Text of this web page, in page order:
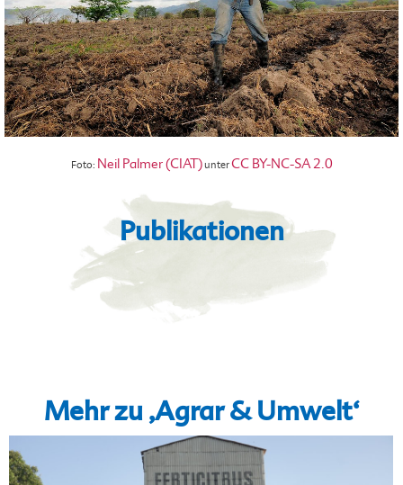
Foto: Neil Palmer (CIAT)unterCC BY-NC-SA 2.0
Publikationen
Mehr zu ‚Agrar & Umwelt‘